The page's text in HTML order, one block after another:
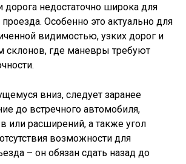
дорога недостаточно широка для
Особенно это актуально для
видимостью, узких дорог и
склонов, где маневры требуют
вниз, следует заранее
до встречного автомобиля,
или расширений, а также угол
возможности для
– он обязан сдать назад до